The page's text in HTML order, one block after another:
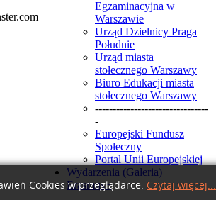
Egzaminacyjna w
Warszawie
Urząd Dzielnicy Praga
Południe
Urząd miasta
stołecznego Warszawy
Biuro Edukacji miasta
stołecznego Warszawy
--------------------------------
-
Europejski Fundusz
Społeczny
Portal Unii Europejskiej
Wydarzenia (Galeria)
Erasmus+
Cookies w przeglądarce. Czytaj więcej...